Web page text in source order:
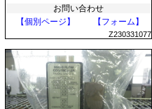
お問い合わせ
【個別ページ】
【フォーム】
Z230331077